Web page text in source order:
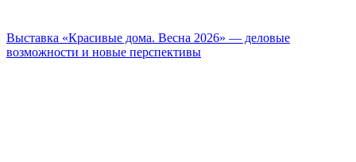
Выставка «Красивые дома. Весна 2026» — деловые
возможности и новые перспективы